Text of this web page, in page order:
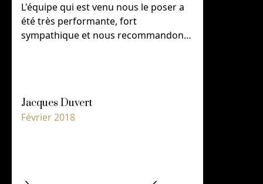
L'équipe qui est venu nous le poser a
été très performante, fort
sympathique et nous recommandons
Jacques Duvert
Février 2018